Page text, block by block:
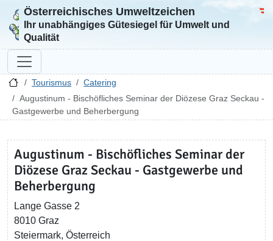
Zur Startseite
Österreichisches Umweltzeichen
Ihr unabhängiges Gütesiegel für Umwelt und
Qualität
Tourismus
Catering
Augustinum - Bischöfliches Seminar der Diözese Graz Seckau -
Gastgewerbe und Beherbergung
Augustinum - Bischöfliches Seminar der
Diözese Graz Seckau - Gastgewerbe und
Beherbergung
Lange Gasse 2
8010 Graz
Steiermark, Österreich